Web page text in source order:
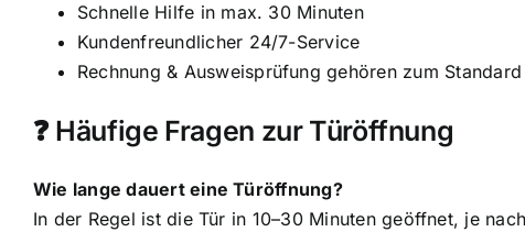
Schnelle Hilfe in max. 30 Minuten
Kundenfreundlicher 24/7-Service
Rechnung & Ausweisprüfung gehören zum Standard
❓ Häufige Fragen zur Türöffnung
Wie lange dauert eine Türöffnung?
In der Regel ist die Tür in 10–30 Minuten geöffnet, je